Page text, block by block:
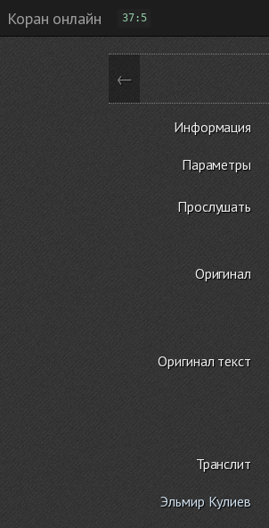
Коран онлайн 37:5
←
Информация
Параметры
Прослушать
Оригинал
Оригинал текст
Транслит
Эльмир Кулиев